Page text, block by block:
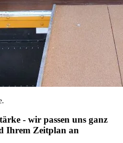
- wir passen uns ganz
Ihrem Zeitplan an